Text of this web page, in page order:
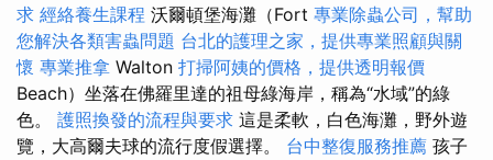
求 經絡養生課程 沃爾頓堡海灘（Fort 專業除蟲公司，幫助
您解決各類害蟲問題 台北的護理之家，提供專業照顧與關
懷 專業推拿 Walton 打掃阿姨的價格，提供透明報價
Beach）坐落在佛羅里達的祖母綠海岸，稱為“水域”的綠
色。 護照換發的流程與要求 這是柔軟，白色海灘，野外遊
覽，大高爾夫球的流行度假選擇。 台中整復服務推薦 孩子